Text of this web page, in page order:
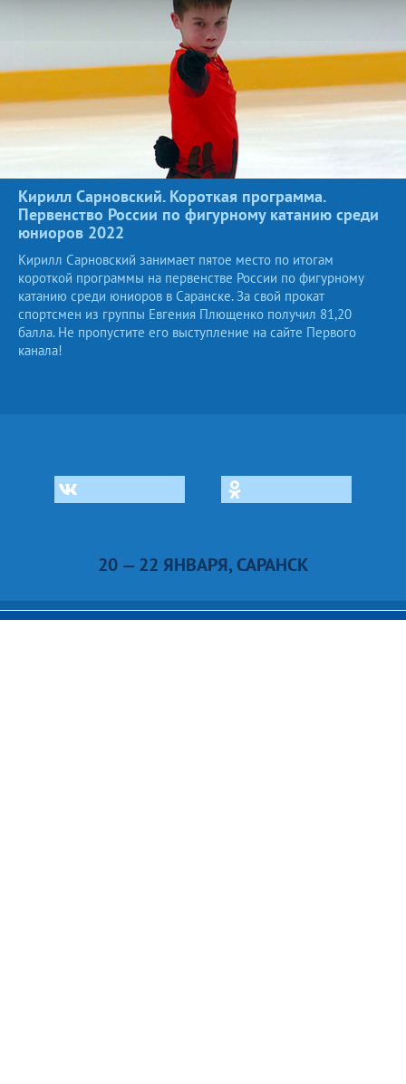
Кирилл Сарновский. Короткая программа.
Первенство России по фигурному катанию среди
юниоров 2022
Кирилл Сарновский занимает пятое место по итогам
короткой программы на первенстве России по фигурному
катанию среди юниоров в Саранске. За свой прокат
спортсмен из группы Евгения Плющенко получил 81,20
балла. Не пропустите его выступление на сайте Первого
канала!
20 — 22 ЯНВАРЯ, САРАНСК